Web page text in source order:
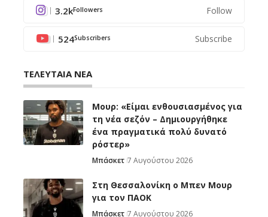
3.2kFollowers Follow
524Subscribers Subscribe
ΤΕΛΕΥΤΑΙΑ ΝΕΑ
Μουρ: «Είμαι ενθουσιασμένος για
τη νέα σεζόν – Δημιουργήθηκε
ένα πραγματικά πολύ δυνατό
ρόστερ»
Μπάσκετ 7 Αυγούστου 2026
Στη Θεσσαλονίκη ο Μπεν Μουρ
για τον ΠΑΟΚ
Μπάσκετ 7 Αυγούστου 2026